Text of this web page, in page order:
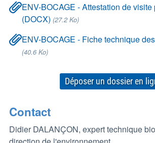
ENV-BOCAGE - Attestation de
(DOCX) (27.2 Ko)
ENV-BOCAGE - Fiche technique
(40.6 Ko)
Déposer un dossier en
Contact
Didier DALANÇON, expert technique